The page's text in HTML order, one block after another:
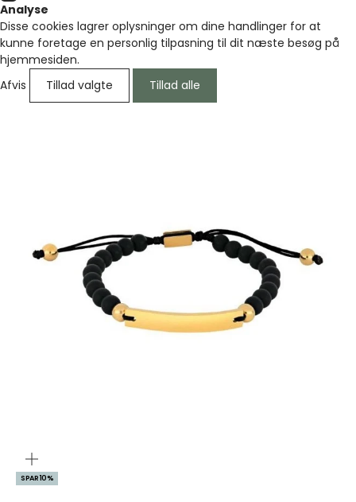
Analyse
Disse cookies lagrer oplysninger om dine handlinger for at
kunne foretage en personlig tilpasning til dit næste besøg på
hjemmesiden.
Afvis
Tillad valgte Tillad alle
SPAR 10%